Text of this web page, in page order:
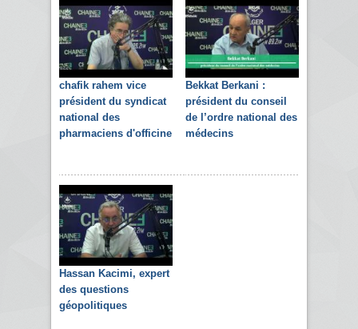
chafik rahem vice
président du syndicat
national des
pharmaciens d'officine
Bekkat Berkani :
président du conseil
de l’ordre national des
médecins
Hassan Kacimi, expert
des questions
géopolitiques